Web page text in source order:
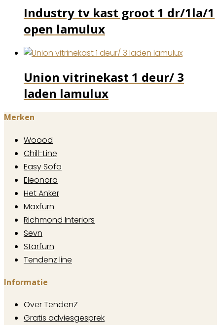
Industry tv kast groot 1 dr/1la/1
open lamulux
Union vitrinekast 1 deur/ 3
laden lamulux
Merken
Woood
Chill-Line
Easy Sofa
Eleonora
Het Anker
Maxfurn
Richmond Interiors
Sevn
Starfurn
Tendenz line
Informatie
Over TendenZ
Gratis adviesgesprek